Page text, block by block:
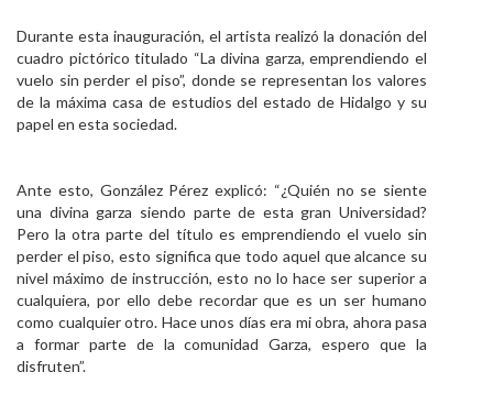
Durante esta inauguración, el artista realizó la donación del
cuadro pictórico titulado “La divina garza, emprendiendo el
vuelo sin perder el piso”, donde se representan los valores
de la máxima casa de estudios del estado de Hidalgo y su
papel en esta sociedad.
Ante esto, González Pérez explicó: “¿Quién no se siente
una divina garza siendo parte de esta gran Universidad?
Pero la otra parte del título es emprendiendo el vuelo sin
perder el piso, esto significa que todo aquel que alcance su
nivel máximo de instrucción, esto no lo hace ser superior a
cualquiera, por ello debe recordar que es un ser humano
como cualquier otro. Hace unos días era mi obra, ahora pasa
a formar parte de la comunidad Garza, espero que la
disfruten”.